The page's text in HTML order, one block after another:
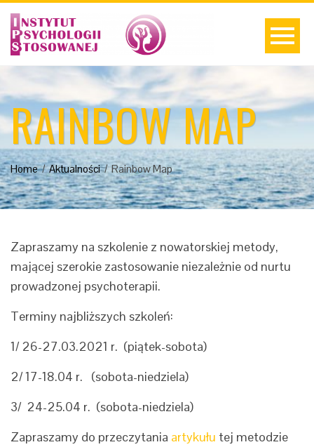
RAINBOW MAP
Home Aktualności Rainbow Map
Zapraszamy na szkolenie z nowatorskiej metody,
mającej szerokie zastosowanie niezależnie od nurtu
prowadzonej psychoterapii.
Terminy najbliższych szkoleń:
1/ 26-27.03.2021 r. (piątek-sobota)
2/ 17-18.04 r. (sobota-niedziela)
3/ 24-25.04 r. (sobota-niedziela)
Zapraszamy do przeczytania artykułu tej metodzie